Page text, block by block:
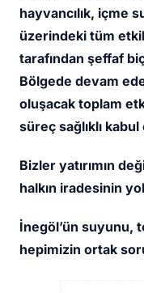
hayvancılık, içme
üzerindeki tüm
tarafından şeffaf
Bölgede devam
oluşacak toplam
süreç sağlıklı
Bizler yatırımın
halkın iradesinin
İnegöl’ün suyunu,
hepimizin ortak